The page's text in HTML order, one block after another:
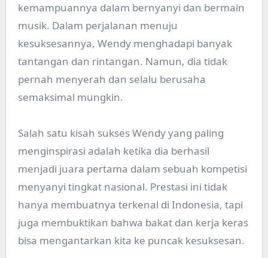
kemampuannya dalam bernyanyi dan bermain
musik. Dalam perjalanan menuju
kesuksesannya, Wendy menghadapi banyak
tantangan dan rintangan. Namun, dia tidak
pernah menyerah dan selalu berusaha
semaksimal mungkin.
Salah satu kisah sukses Wendy yang paling
menginspirasi adalah ketika dia berhasil
menjadi juara pertama dalam sebuah kompetisi
menyanyi tingkat nasional. Prestasi ini tidak
hanya membuatnya terkenal di Indonesia, tapi
juga membuktikan bahwa bakat dan kerja keras
bisa mengantarkan kita ke puncak kesuksesan.